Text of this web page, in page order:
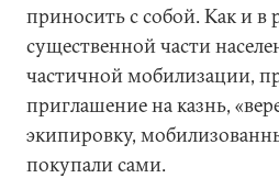
приносить с собой. Как и в
существенной части
частичной мобилизации,
приглашение на казнь,
экипировку,
покупали сами.